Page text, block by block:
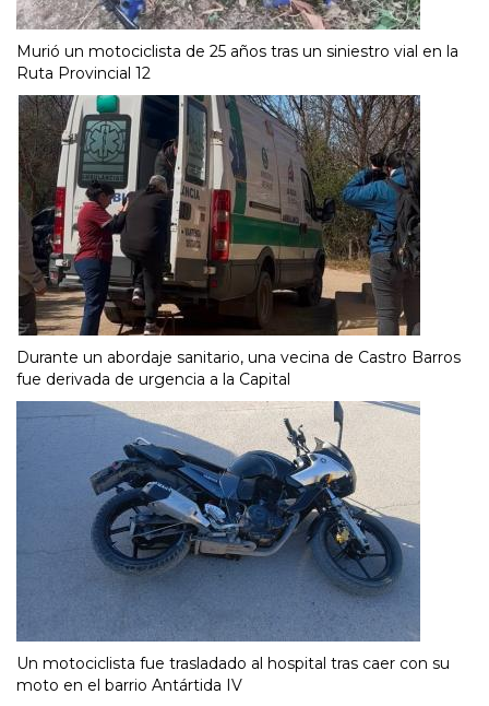
Murió un motociclista de 25 años tras un siniestro vial en la
Ruta Provincial 12
Durante un abordaje sanitario, una vecina de Castro Barros
fue derivada de urgencia a la Capital
Un motociclista fue trasladado al hospital tras caer con su
moto en el barrio Antártida IV